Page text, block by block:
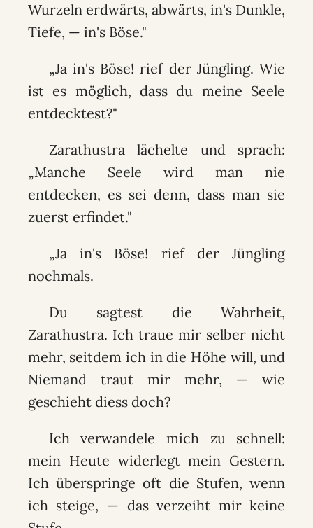
Wurzeln erdwärts, abwärts, in's Dunkle,
Tiefe, — in's Böse."
„Ja in's Böse! rief der Jüngling. Wie
ist es möglich, dass du meine Seele
entdecktest?"
Zarathustra lächelte und sprach:
„Manche Seele wird man nie
entdecken, es sei denn, dass man sie
zuerst erfindet."
„Ja in's Böse! rief der Jüngling
nochmals.
Du sagtest die Wahrheit,
Zarathustra. Ich traue mir selber nicht
mehr, seitdem ich in die Höhe will, und
Niemand traut mir mehr, — wie
geschieht diess doch?
Ich verwandele mich zu schnell:
mein Heute widerlegt mein Gestern.
Ich überspringe oft die Stufen, wenn
ich steige, — das verzeiht mir keine